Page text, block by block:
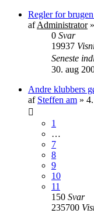
Regler for
afAdministrator»
0 Svar
19937
Seneste
30. aug
Andre klubbers
af Steffen am »
1
…
7
8
9
10
11
150 Svar
235700